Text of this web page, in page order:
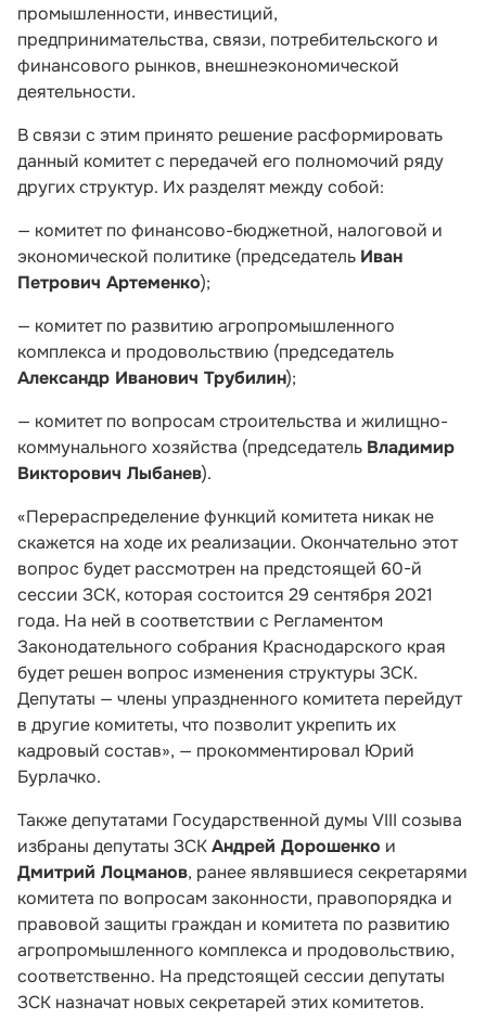
промышленности, инвестиций,
предпринимательства, связи, потребительского и
финансового рынков, внешнеэкономической
деятельности.
В связи с этим принято решение расформировать
данный комитет с передачей его полномочий ряду
других структур. Их разделят между собой:
— комитет по финансово-бюджетной, налоговой и
экономической политике (председатель Иван
Петрович Артеменко);
— комитет по развитию агропромышленного
комплекса и продовольствию (председатель
Александр Иванович Трубилин);
— комитет по вопросам строительства и жилищно-
коммунального хозяйства (председатель Владимир
Викторович Лыбанев).
«Перераспределение функций комитета никак не
скажется на ходе их реализации. Окончательно этот
вопрос будет рассмотрен на предстоящей 60-й
сессии ЗСК, которая состоится 29 сентября 2021
года. На ней в соответствии с Регламентом
Законодательного собрания Краснодарского края
будет решен вопрос изменения структуры ЗСК.
Депутаты — члены упраздненного комитета перейдут
в другие комитеты, что позволит укрепить их
кадровый состав», — прокомментировал Юрий
Бурлачко.
Также депутатами Государственной думы VIII созыва
избраны депутаты ЗСКАндрей Дорошенко и
Дмитрий Лоцманов, ранее являвшиеся секретарями
комитета по вопросам законности, правопорядка и
правовой защиты граждан и комитета по развитию
агропромышленного комплекса и продовольствию,
соответственно. На предстоящей сессии депутаты
ЗСК назначат новых секретарей этих комитетов.